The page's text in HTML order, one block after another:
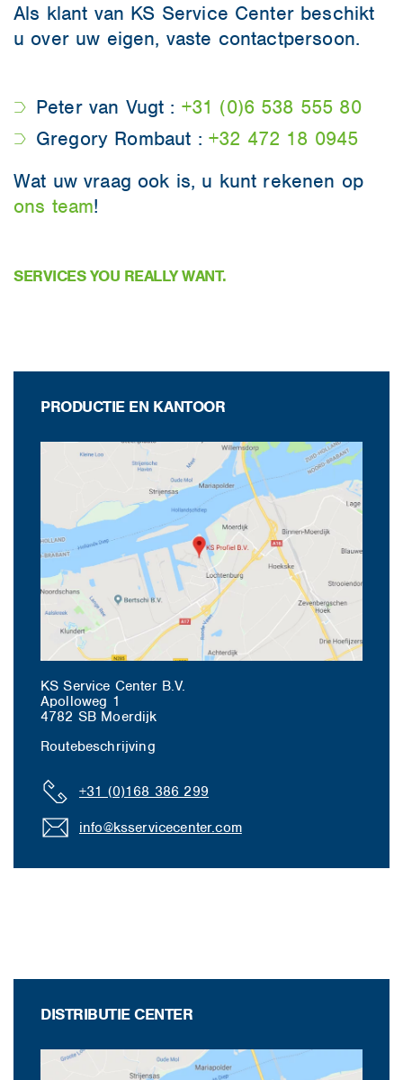
Als klant van KS Service Center beschikt
u over uw eigen, vaste contactpersoon.
Peter van Vugt : +31 (0)6 538 555 80
Gregory Rombaut : +32 472 18 0945
Wat uw vraag ook is, u kunt rekenen op
ons team!
SERVICES YOU REALLY WANT.
PRODUCTIE EN KANTOOR
KS Service Center B.V.
Apolloweg 1
4782 SB Moerdijk
Routebeschrijving
+31 (0)168 386 299
info@ksservicecenter.com
DISTRIBUTIE CENTER